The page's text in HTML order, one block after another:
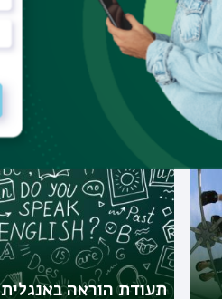
תעודת הוראה באמנות
יהודית
תעודת הוראה באנגלית